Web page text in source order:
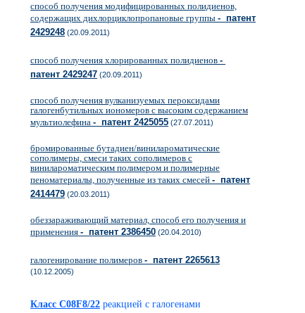
способ получения модифицированных полидиенов,
содержащих дихлорциклопропановые группы - патент
2429248 (20.09.2011)
способ получения хлорированных полидиенов -
патент 2429247 (20.09.2011)
способ получения вулканизуемых пероксидами
галогенбутильных иономеров с высоким содержанием
мультиолефина - патент 2425055 (27.07.2011)
бромированные бутадиен/винилароматические
сополимеры, смеси таких сополимеров с
винилароматическим полимером и полимерные
пеноматериалы, полученные из таких смесей - патент
2414479 (20.03.2011)
обеззараживающий материал, способ его получения и
применения - патент 2386450 (20.04.2010)
галогенирование полимеров - патент 2265613
(10.12.2005)
Класс C08F8/22 реакцией с галогенами